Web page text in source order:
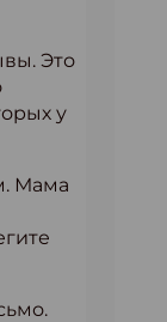
Это
у
Мама